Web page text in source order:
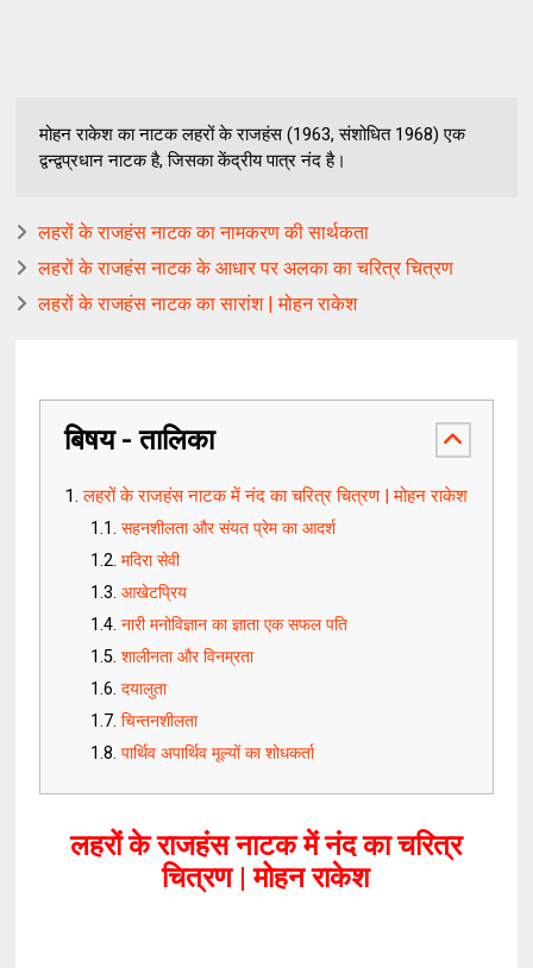
मोहन राकेश का नाटक लहरों के राजहंस (1963, संशोधित 1968) एक
द्वन्द्वप्रधान नाटक है, जिसका केंद्रीय पात्र नंद है।
लहरों के राजहंस नाटक का नामकरण की सार्थकता
लहरों के राजहंस नाटक के आधार पर अलका का चरित्र चित्रण
लहरों के राजहंस नाटक का सारांश | मोहन राकेश
बिषय - तालिका
लहरों के राजहंस नाटक में नंद का चरित्र चित्रण | मोहन राकेश
सहनशीलता और संयत प्रेम का आदर्श
मदिरा सेवी
आखेटप्रिय
नारी मनोविज्ञान का ज्ञाता एक सफल पति
शालीनता और विनम्रता
दयालुता
चिन्तनशीलता
पार्थिव अपार्थिव मूल्यों का शोधकर्ता
लहरों के राजहंस नाटक में नंद का चरित्र
चित्रण | मोहन राकेश